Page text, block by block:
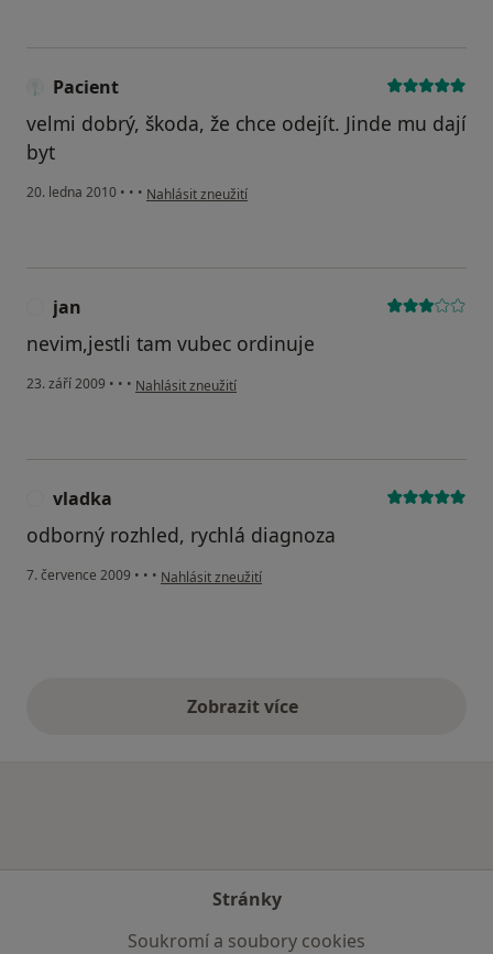
Pacient
velmi dobrý, škoda, že chce odejít. Jinde mu dají
byt
20. ledna 2010 • • • podle názoru uživatele Pacient
Nahlásit zneužití
jan
nevim,jestli tam vubec ordinuje
23. září 2009 • • • podle názoru uživatele jan
Nahlásit zneužití
vladka
odborný rozhled, rychlá diagnoza
7. července 2009 • • • podle názoru uživatele vladka
Nahlásit zneužití
Zobrazit vícevýše uvedené názory
Stránky
Soukromí a soubory cookies